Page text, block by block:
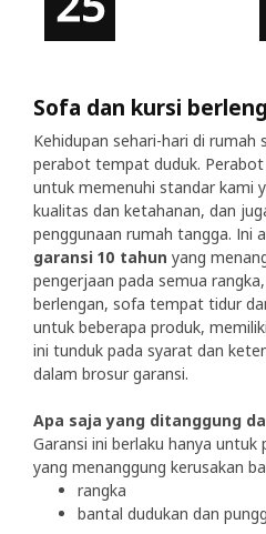
Sofa dan kursi
Kehidupan sehari-hari di rumah
perabot tempat duduk.
untuk memenuhi standar kami
kualitas dan ketahanan, dan
penggunaan rumah tangga. Ini
garansi 10 tahun yang
pengerjaan pada semua
berlengan, sofa tempat tidur
untuk beberapa produk,
ini tunduk pada syarat dan
dalam brosur garansi.
Apa saja yang ditanggung
Garansi ini berlaku hanya
yang menanggung kerusakan
rangka
bantal dudukan dan